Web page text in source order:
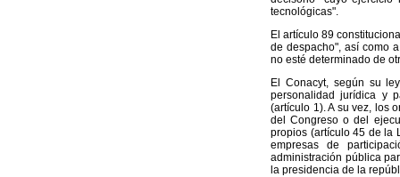
tecnológicas".
El artículo 89
de despacho", así como
no esté determinado de
El Conacyt, según su
personalidad jurídica y
(artículo 1). A su vez, los
del Congreso o del
propios (artículo 45 de la
empresas de
administración pública
la presidencia de la